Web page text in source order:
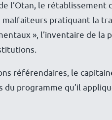
l’Otan, le rétablissement
pratiquant la
», l’inventaire de la
référendaires, le
programme qu’il